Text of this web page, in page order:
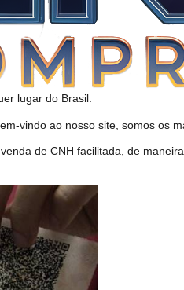
lugar do Brasil.
vindo ao nosso site, somos os
de CNH facilitada, de